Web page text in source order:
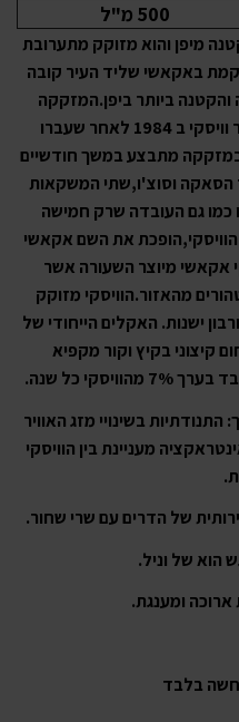
500 מ"ל
מיפן והוא מזוקק מתערובת
באקאשי שליד העיר קובה
ביותר ביפן.המזקקה
נוסדה שנת 1919 אך החלה לייצר וויסקי ב 1984 לאחר שעברו
במזקקה מתבצע במשך חודשיים
הסאקה וסוצ'ו,שתי המשקאות
כמו גם העובדה שרק חמישה
את השם אקאשי
אקאשי מיוצר השעורה אשר
מהאזור.הוויסקי מזוקק
ישנות. האקלים הייחודי של
קיצוני בקיץ וקור מקפיא
כל שנה.
התנודתיות בשינויי מזג האוויר
מעניינת בין הוויסקי
של הדרים עם שרי שחור.
הוא של וניל.
ומענגת.
בלבד